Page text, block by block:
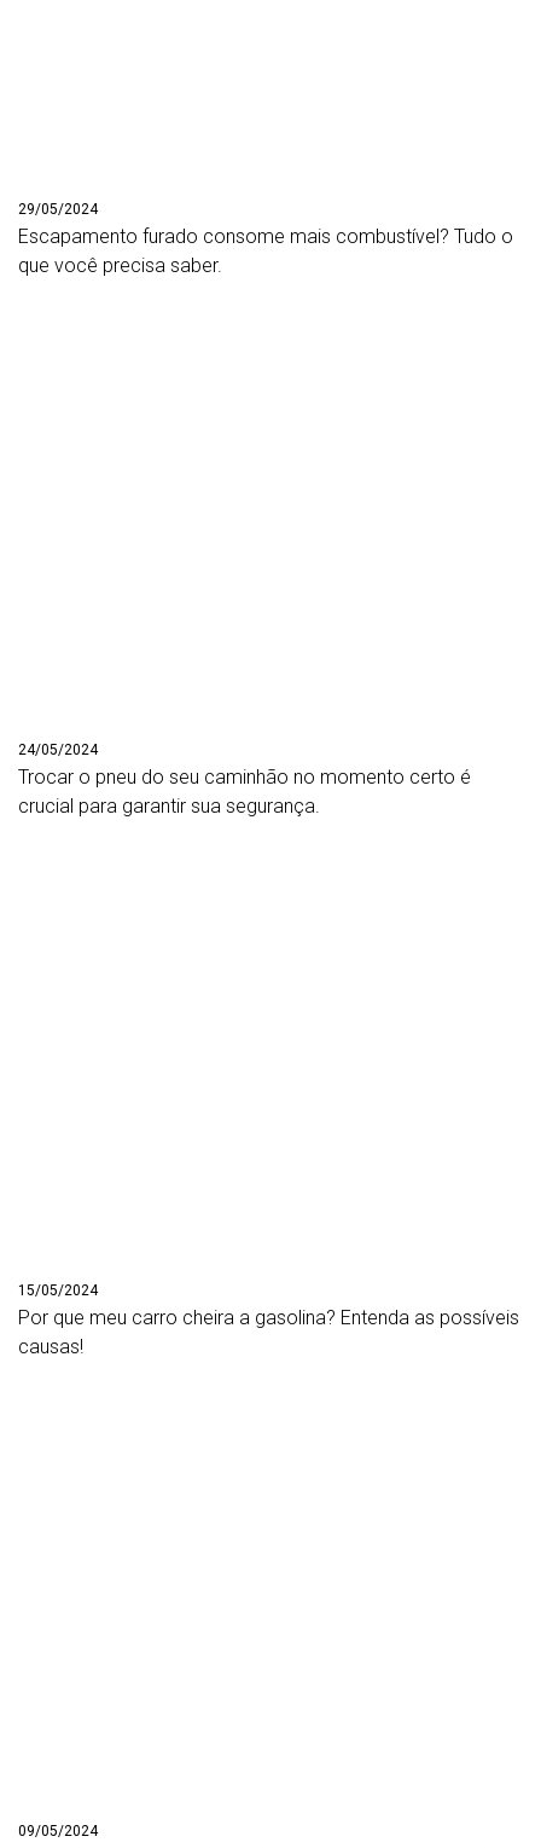
29/05/2024
Escapamento furado consome mais combustível? Tudo o
que você precisa saber.
24/05/2024
Trocar o pneu do seu caminhão no momento certo é
crucial para garantir sua segurança.
15/05/2024
Por que meu carro cheira a gasolina? Entenda as possíveis
causas!
09/05/2024